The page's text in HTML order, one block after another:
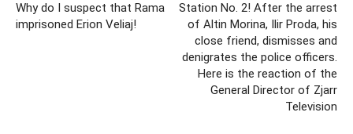
Why do I suspect that Rama
imprisoned Erion Veliaj!
Station No. 2! After the arrest
of Altin Morina, Ilir Proda, his
close friend, dismisses and
denigrates the police officers.
Here is the reaction of the
General Director of Zjarr
Television